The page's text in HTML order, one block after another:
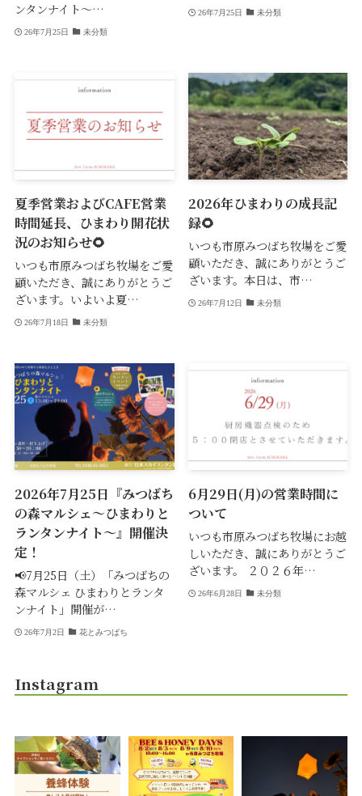
ンタンナイト〜…
26年7月25日 未分類
26年7月25日 未分類
夏季営業およびCAFE営業
時間延長、ひまわり開花状
況のお知らせ🌻
いつも市原みつばち牧場をご愛
顧いただき、誠にありがとうご
ざいます。いよいよ夏…
26年7月18日 未分類
2026年ひまわりの成長記
録🌻
いつも市原みつばち牧場をご愛
顧いただき、誠にありがとうご
ざいます。本日は、市…
26年7月12日 未分類
2026年7月25日『みつばち
の森マルシェ～ひまわりと
ランタンナイト～』開催決
定！
📢7月25日（土）「みつばちの
森マルシェ ひまわりとランタ
ンナイト」開催が…
26年7月2日 花とみつばち
6月29日(月)の営業時間に
ついて
いつも市原みつばち牧場にお越
しいただき、誠にありがとうご
ざいます。 ２０２６年…
26年6月28日 未分類
Instagram